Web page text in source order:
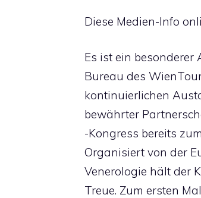
Diese Medien-Info
Es ist ein
Bureau des
kontinuierlichen
bewährter
-Kongress bereits
Organisiert von der
Venerologie hält der
Treue. Zum ersten